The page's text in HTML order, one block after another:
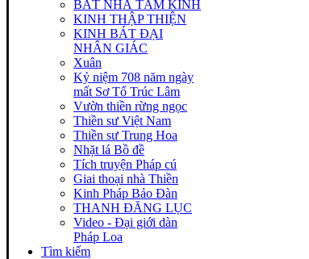
BÁT NHÃ TÂM KINH
KINH THẬP THIỆN
KINH BÁT ĐẠI
NHÂN GIÁC
Xuân
Kỷ niệm 708 năm ngày
mất Sơ Tổ Trúc Lâm
Vườn thiền rừng ngọc
Thiền sư Việt Nam
Thiền sư Trung Hoa
Nhặt lá Bồ đề
Tích truyện Pháp cú
Giai thoại nhà Thiền
Kinh Pháp Bảo Đàn
THANH ĐĂNG LỤC
Video - Đại giới dàn
Pháp Loa
Tìm kiếm